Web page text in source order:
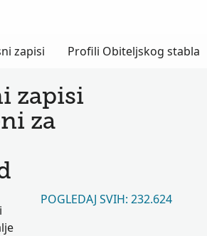
zapisi Profili Obiteljskog stabla
zapisi
za
POGLEDAJ SVIH: 232.624